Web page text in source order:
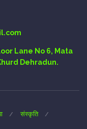
Lane No 6, Mata
Dehradun.
संस्कृति